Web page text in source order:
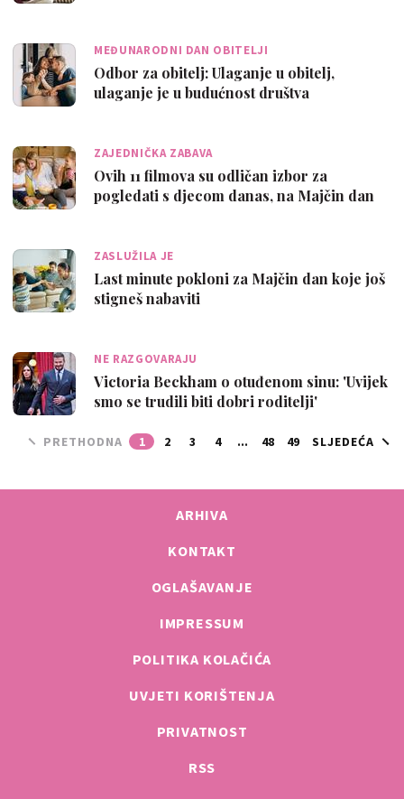
MEĐUNARODNI DAN OBITELJI
Odbor za obitelj: Ulaganje u obitelj,
ulaganje je u budućnost društva
ZAJEDNIČKA ZABAVA
Ovih 11 filmova su odličan izbor za
pogledati s djecom danas, na Majčin dan
ZASLUŽILA JE
Last minute pokloni za Majčin dan koje još
stigneš nabaviti
NE RAZGOVARAJU
Victoria Beckham o otuđenom sinu: 'Uvijek
smo se trudili biti dobri roditelji'
PRETHODNA 1 2 3 4 ... 48 49 SLJEDEĆA
ARHIVA
KONTAKT
OGLAŠAVANJE
IMPRESSUM
POLITIKA KOLAČIĆA
UVJETI KORIŠTENJA
PRIVATNOST
RSS